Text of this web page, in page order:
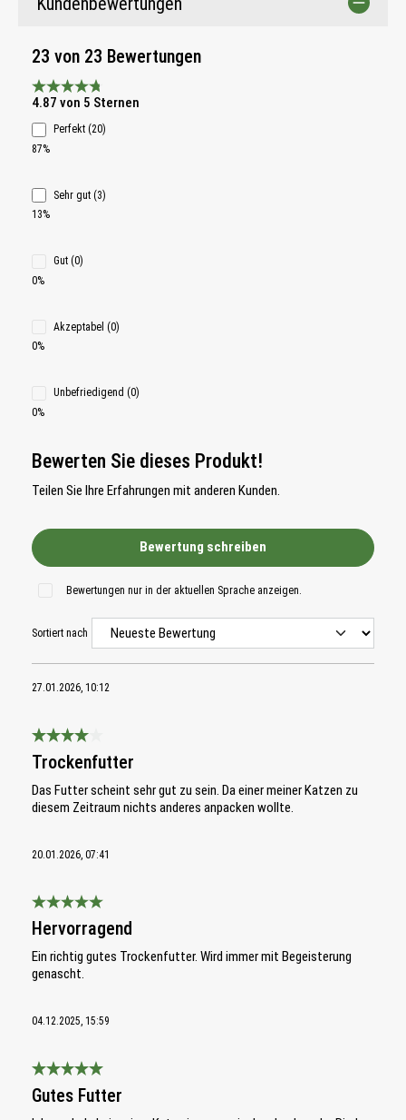
23 von 23 Bewertungen
Durchschnittliche Bewertung 4.8 von 5 Sternen
4.87 von 5 Sternen
Perfekt (20)
87%
Sehr gut (3)
13%
Gut (0)
0%
Akzeptabel (0)
0%
Unbefriedigend (0)
0%
Bewerten Sie dieses Produkt!
Teilen Sie Ihre Erfahrungen mit anderen Kunden.
Bewertung schreiben
Bewertungen nur in der aktuellen Sprache anzeigen.
Sortiert nach
27.01.2026, 10:12
Bewertung mit 4 von 5 Sternen
Trockenfutter
Das Futter scheint sehr gut zu sein. Da einer meiner Katzen zu
diesem Zeitraum nichts anderes anpacken wollte.
20.01.2026, 07:41
Bewertung mit 5 von 5 Sternen
Hervorragend
Ein richtig gutes Trockenfutter. Wird immer mit Begeisterung
genascht.
04.12.2025, 15:59
Bewertung mit 5 von 5 Sternen
Gutes Futter